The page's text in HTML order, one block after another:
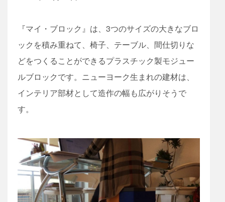
『マイ・ブロック』は、3つのサイズの大きなブロ
ックを積み重ねて、椅子、テーブル、間仕切りな
どをつくることができるプラスチック製モジュー
ルブロックです。ニューヨーク生まれの建材は、
インテリア部材として造作の幅も広がりそうで
す。